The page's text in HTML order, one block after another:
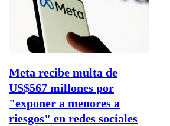
Meta recibe multa de
US$567 millones por
"exponer a menores a
riesgos" en redes sociales